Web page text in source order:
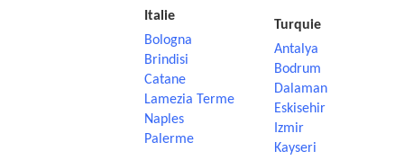
Italie
Bologna
Brindisi
Catane
Lamezia Terme
Naples
Palerme
Turquie
Antalya
Bodrum
Dalaman
Eskisehir
Izmir
Kayseri